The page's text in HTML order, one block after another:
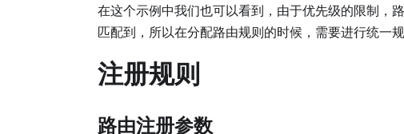
在这个示例中我们也可以看到，由于优先级的限制，
匹配到，所以在分配路由规则的时候，需要进行统一
注册规则
路由注册参数